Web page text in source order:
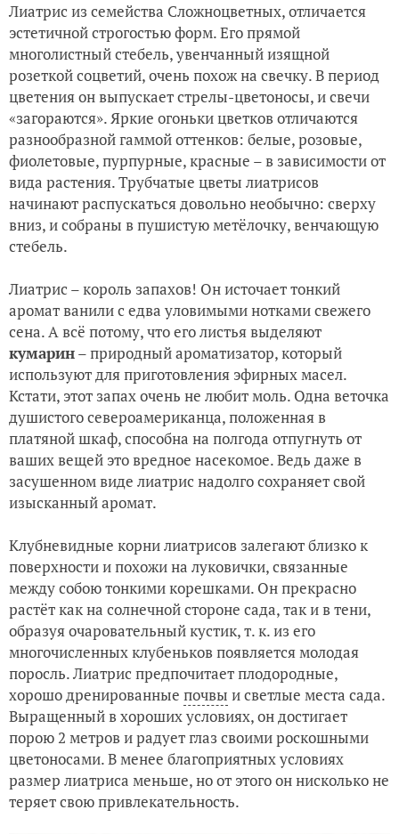
Лиатрис из семейства Сложноцветных, отличается
эстетичной строгостью форм. Его прямой
многолистный стебель, увенчанный изящной
розеткой соцветий, очень похож на свечку. В период
цветения он выпускает стрелы-цветоносы, и свечи
«загораются». Яркие огоньки цветков отличаются
разнообразной гаммой оттенков: белые, розовые,
фиолетовые, пурпурные, красные – в зависимости от
вида растения. Трубчатые цветы лиатрисов
начинают распускаться довольно необычно: сверху
вниз, и собраны в пушистую метёлочку, венчающую
стебель.
Лиатрис – король запахов! Он источает тонкий
аромат ванили с едва уловимыми нотками свежего
сена. А всё потому, что его листья выделяют
кумарин– природный ароматизатор, который
используют для приготовления эфирных масел.
Кстати, этот запах очень не любит моль. Одна веточка
душистого североамериканца, положенная в
платяной шкаф, способна на полгода отпугнуть от
ваших вещей это вредное насекомое. Ведь даже в
засушенном виде лиатрис надолго сохраняет свой
изысканный аромат.
Клубневидные корни лиатрисов залегают близко к
поверхности и похожи на луковички, связанные
между собою тонкими корешками. Он прекрасно
растёт как на солнечной стороне сада, так и в тени,
образуя очаровательный кустик, т. к. из его
многочисленных клубеньков появляется молодая
поросль. Лиатрис предпочитает плодородные,
хорошо дренированные почвы и светлые места сада.
Выращенный в хороших условиях, он достигает
порою 2 метров и радует глаз своими роскошными
цветоносами. В менее благоприятных условиях
размер лиатриса меньше, но от этого он нисколько не
теряет свою привлекательность.